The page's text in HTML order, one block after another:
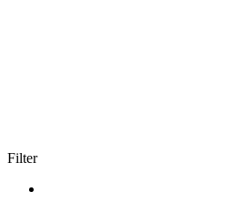
Filter